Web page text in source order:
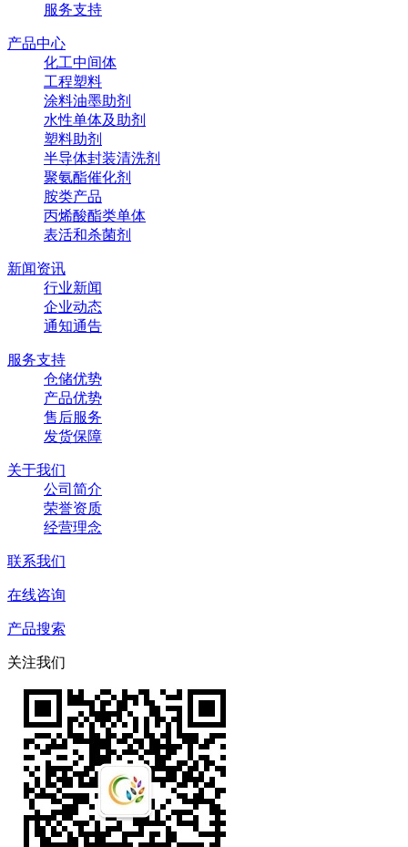
服务支持
产品中心
化工中间体
工程塑料
涂料油墨助剂
水性单体及助剂
塑料助剂
半导体封装清洗剂
聚氨酯催化剂
胺类产品
丙烯酸酯类单体
表活和杀菌剂
新闻资讯
行业新闻
企业动态
通知通告
服务支持
仓储优势
产品优势
售后服务
发货保障
关于我们
公司简介
荣誉资质
经营理念
联系我们
在线咨询
产品搜索
关注我们